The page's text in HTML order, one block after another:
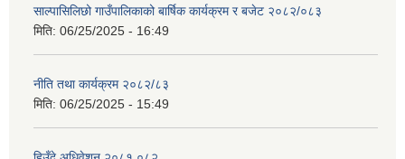
साल्पासिलिछो गाउँपालिकाको बार्षिक कार्यक्रम र बजेट २०८२/०८३
मिति: 06/25/2025 - 16:49
नीति तथा कार्यक्रम २०८२/८३
मिति: 06/25/2025 - 15:49